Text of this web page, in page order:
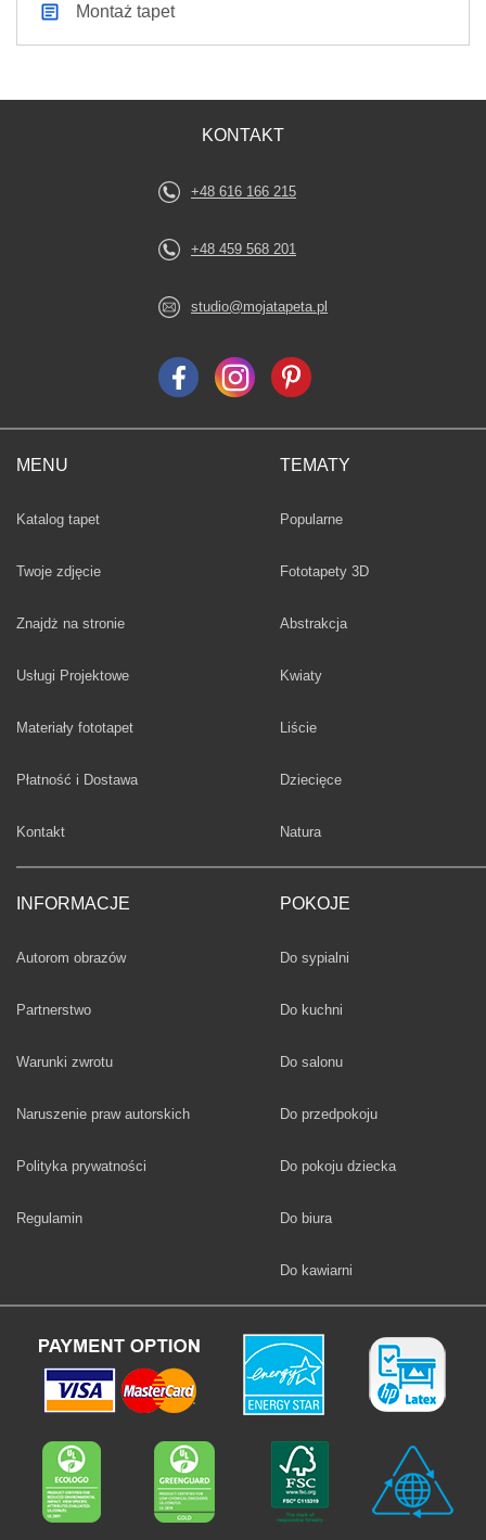
Montaż tapet
MENU
Katalog tapet
Twoje zdjęcie
Znajdż na stronie
Usługi Projektowe
Materiały fototapet
Płatność i Dostawa
Kontakt
INFORMACJE
Autorom obrazów
Partnerstwo
Warunki zwrotu
Naruszenie praw autorskich
Polityka prywatności
Regulamin
TEMATY
Fototapety
Popularne
Fototapety 3D
Fototapety
Abstrakcja
Fototapety
Kwiaty
Fototapety
Liście
Fototapety
Dziecięce
Fototapety
Natura
POKOJE
Fototapety
Do sypialni
Fototapety
Do kuchni
Fototapety
Do salonu
Fototapety
Do przedpokoju
Fototapety
Do pokoju dziecka
Fototapety
Do biura
Fototapety
Do kawiarni
KONTAKT
+48 616 166 215
+48 459 568 201
studio@mojatapeta.pl